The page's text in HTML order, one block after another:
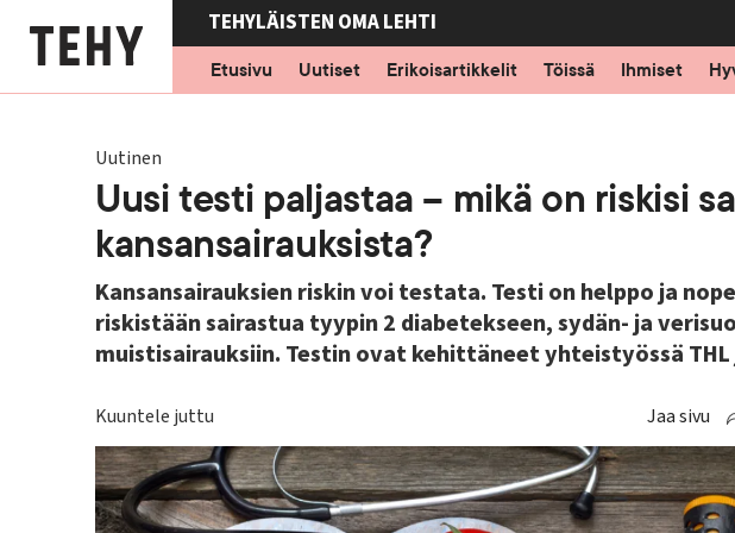
pääsisältöön
TEHYLÄISTEN OMA LEHTI
Etusivu
Uutiset Erikoisartikkelit Töissä Ihmiset
Uutinen
Uusi testi paljastaa – mikä on riskisi
kansansairauksista?
Kansansairauksien riskin voi testata. Testi on helppo ja
riskistään sairastua tyypin 2 diabetekseen, sydän- ja
muistisairauksiin. Testin ovat kehittäneet yhteistyössä
Kuuntele juttu Jaa sivu